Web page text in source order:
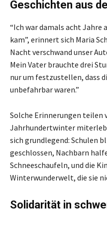
Geschichten aus
“Ich war damals acht Jahre
kam”, erinnert sich Maria
Nacht verschwand unser
Mein Vater brauchte drei
nur um festzustellen, dass
unbefahrbar waren.”
Solche Erinnerungen teilen
Jahrhundertwinter
sich grundlegend: Schulen
geschlossen, Nachbarn
Schneeschaufeln, und die
Winterwunderwelt, die sie
Solidarität in